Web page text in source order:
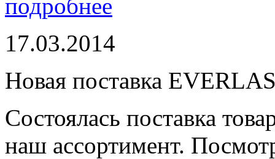
подробнее
17.03.2014
Новая поставка
Состоялась поставка
наш ассортимент.